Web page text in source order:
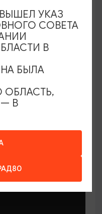
Елены
ВЫШЕЛ УКАЗ
СОВЕТА
В
БЫЛА
В